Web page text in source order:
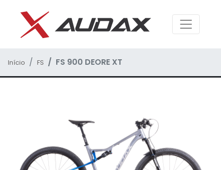
Início FS FS 900 DEORE XT